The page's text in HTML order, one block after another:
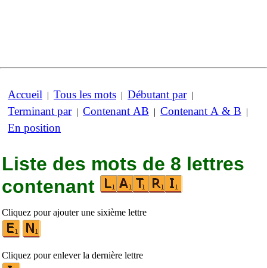
Accueil | Tous les mots | Débutant par|
Terminant par| Contenant AB | Contenant A & B |
En position
Liste des mots de 8 lettres
contenant
Cliquez pour ajouter une sixième lettre
Cliquez pour enlever la dernière lettre